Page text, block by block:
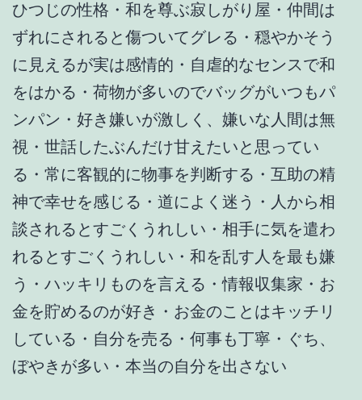
ひつじの性格 ・和を尊ぶ寂しがり屋・仲間は
ずれにされると傷ついてグレる・穏やかそう
に見えるが実は感情的・自虐的なセンスで和
をはかる・荷物が多いのでバッグがいつもパ
ンパン・好き嫌いが激しく、嫌いな人間は無
視・世話したぶんだけ甘えたいと思ってい
る・常に客観的に物事を判断する・互助の精
神で幸せを感じる・道によく迷う・人から相
談されるとすごくうれしい・相手に気を遣わ
れるとすごくうれしい・和を乱す人を最も嫌
う・ハッキリものを言える・情報収集家・お
金を貯めるのが好き・お金のことはキッチリ
している・自分を売る・何事も丁寧・ぐち、
ぼやきが多い・本当の自分を出さない